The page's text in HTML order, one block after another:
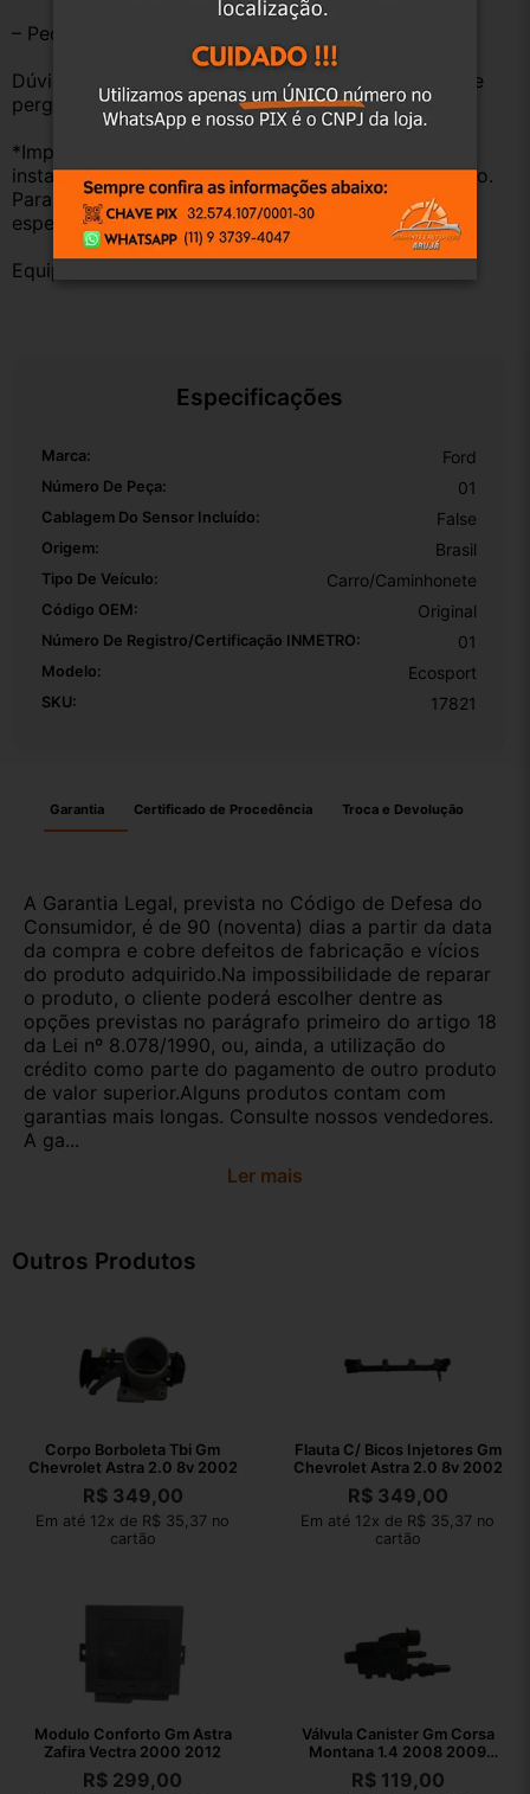
– Peças são ORIGINAIS USADAS.
Dúvidas sobre uso ou aplicação, utilizar o campo de
perguntas;
*Importante: Não nos responsabilizamos por
instalações inadequadas ou uso indevido do produto.
Para evitar problemas, consulte um profissional
especializado.
Equipe DESMONTE ARUJÁ.
Especificações
Marca: Ford
Número De Peça: 01
Cablagem Do Sensor Incluído: False
Origem: Brasil
Tipo De Veículo: Carro/Caminhonete
Código OEM: Original
Número De Registro/certificação INMETRO: 01
Modelo: Ecosport
SKU: 17821
Garantia Certificado de Procedência Troca e Devolução
A Garantia Legal, prevista no Código de Defesa do
Consumidor, é de 90 (noventa) dias a partir da data
da compra e cobre defeitos de fabricação e vícios
do produto adquirido.Na impossibilidade de reparar
o produto, o cliente poderá escolher dentre as
opções previstas no parágrafo primeiro do artigo 18
da Lei nº 8.078/1990, ou, ainda, a utilização do
crédito como parte do pagamento de outro produto
de valor superior.Alguns produtos contam com
garantias mais longas. Consulte nossos vendedores.
A ga...
Ler mais
Outros Produtos
Corpo Borboleta Tbi Gm
Chevrolet Astra 2.0 8v 2002
R$349,00
Em até 12x de R$ 35,37 no
cartão
Flauta C/ Bicos Injetores Gm
Chevrolet Astra 2.0 8v 2002
R$349,00
Em até 12x de R$ 35,37 no
cartão
Modulo Conforto Gm Astra
Zafira Vectra 2000 2012
R$ 299,00
Válvula Canister Gm Corsa
Montana 1.4 2008 2009
2010
R$119,00